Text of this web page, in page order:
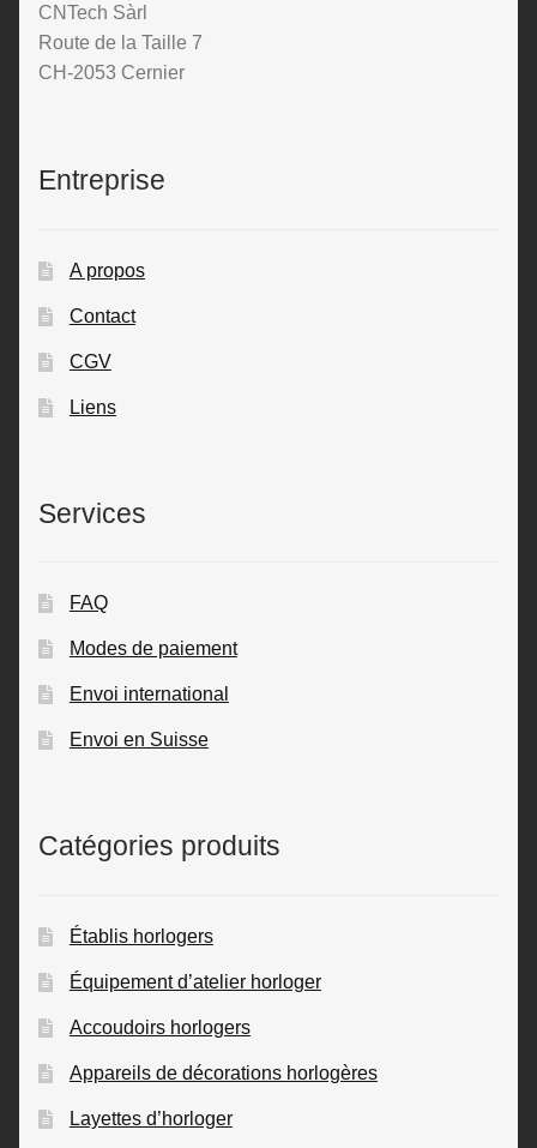
CNTech Sàrl
Route de la Taille 7
CH-2053 Cernier
Entreprise
A propos
Contact
CGV
Liens
Services
FAQ
Modes de paiement
Envoi international
Envoi en Suisse
Catégories produits
Établis horlogers
Équipement d’atelier horloger
Accoudoirs horlogers
Appareils de décorations horlogères
Layettes d’horloger